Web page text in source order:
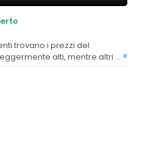
alti, mentre altri li »